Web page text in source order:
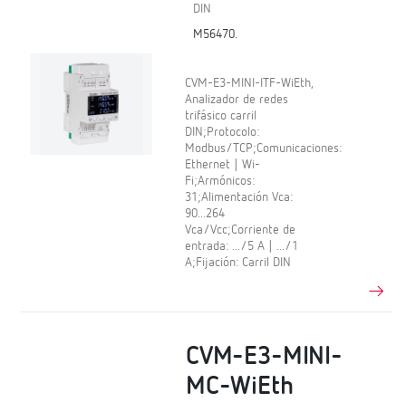
DIN
M56470.
CVM-E3-MINI-ITF-WiEth,
Analizador de redes
trifásico carril
DIN;Protocolo:
Modbus/TCP;Comunicaciones:
Ethernet | Wi-
Fi;Armónicos:
31;Alimentación Vca:
90...264
Vca/Vcc;Corriente de
entrada: .../5 A | .../1
A;Fijación: Carril DIN
CVM-E3-MINI-
MC-WiEth